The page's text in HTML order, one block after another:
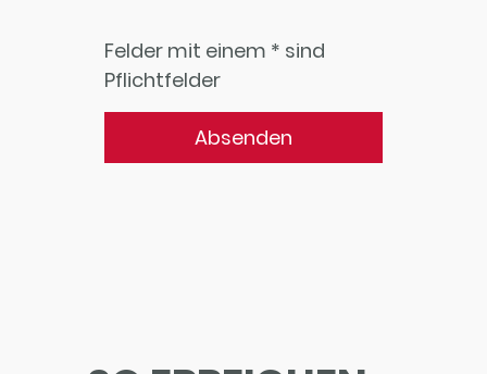
Felder mit einem * sind
Pflichtfelder
Absenden